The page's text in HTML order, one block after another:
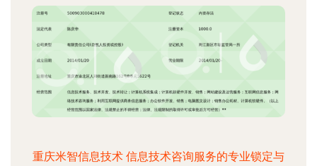
重庆米智信息技术 信息技术咨询服务的专业锁定与